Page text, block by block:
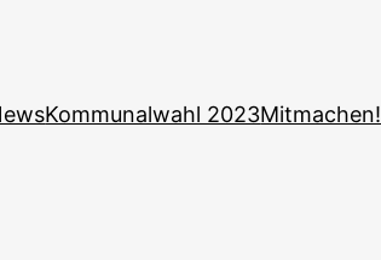
Kommunalwahl 2023Mitmachen!